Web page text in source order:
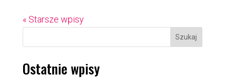
« Starsze wpisy
Szukaj
Ostatnie wpisy